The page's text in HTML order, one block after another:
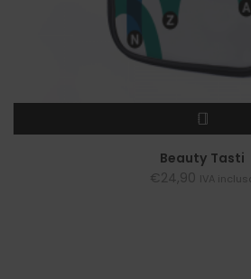
LEGGI TUTTO
Beauty Tasti
€24,90 IVA inclusa